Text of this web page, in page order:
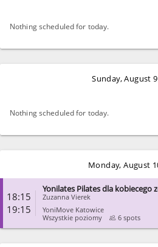
Nothing scheduled for today.
Sunday, August
Nothing scheduled for today.
Monday, August
18:15
19:15
Yonilates Pilates dla kobiecego
Zuzanna Vierek
YoniMove Katowice
Wszystkie poziomy
6 spots